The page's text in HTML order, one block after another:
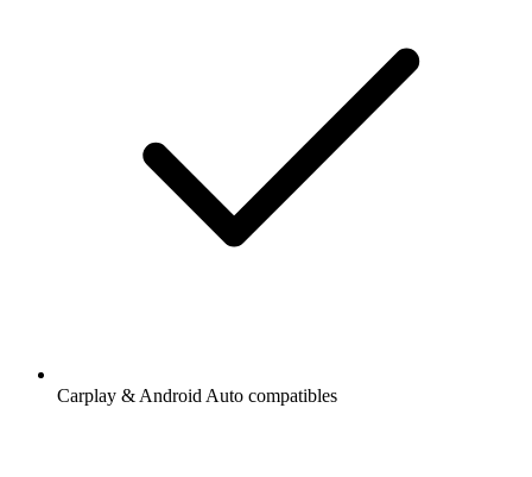
Carplay & Android Auto compatibles